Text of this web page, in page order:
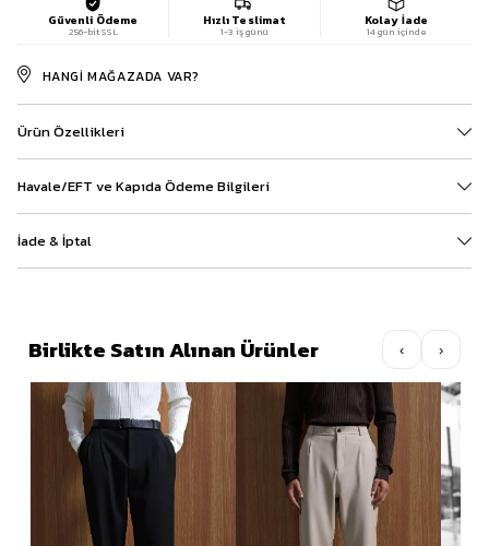
Güvenli Ödeme
256-bit SSL
Hızlı Teslimat
1-3 iş günü
Kolay İade
14 gün içinde
HANGI MAĞAZADA VAR?
Ürün Özellikleri
Havale/EFT ve Kapıda Ödeme Bilgileri
İade & İptal
Birlikte Satın Alınan Ürünler ‹ ›